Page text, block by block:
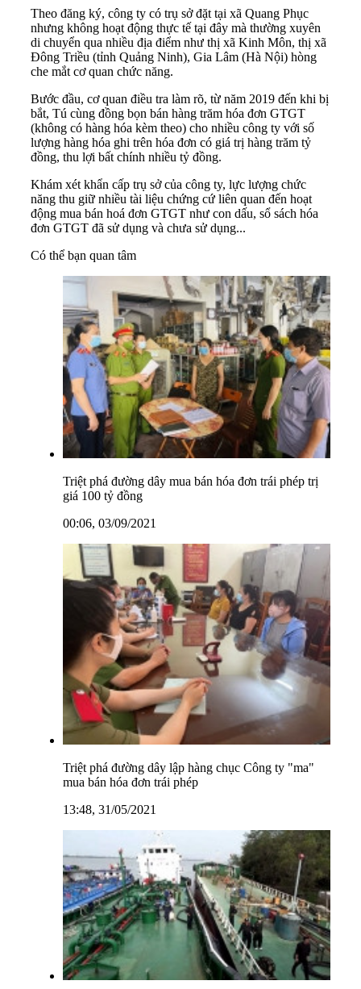
Theo đăng ký, công ty có trụ sở đặt tại xã Quang Phục
nhưng không hoạt động thực tế tại đây mà thường xuyên
di chuyển qua nhiều địa điểm như thị xã Kinh Môn, thị xã
Đông Triều (tỉnh Quảng Ninh), Gia Lâm (Hà Nội) hòng
che mắt cơ quan chức năng.
Bước đầu, cơ quan điều tra làm rõ, từ năm 2019 đến khi bị
bắt, Tú cùng đồng bọn bán hàng trăm hóa đơn GTGT
(không có hàng hóa kèm theo) cho nhiều công ty với số
lượng hàng hóa ghi trên hóa đơn có giá trị hàng trăm tỷ
đồng, thu lợi bất chính nhiều tỷ đồng.
Khám xét khẩn cấp trụ sở của công ty, lực lượng chức
năng thu giữ nhiều tài liệu chứng cứ liên quan đến hoạt
động mua bán hoá đơn GTGT như con dấu, sổ sách hóa
đơn GTGT đã sử dụng và chưa sử dụng...
Có thể bạn quan tâm
Triệt phá đường dây mua bán hóa đơn trái phép trị
giá 100 tỷ đồng
00:06, 03/09/2021
Triệt phá đường dây lập hàng chục Công ty "ma"
mua bán hóa đơn trái phép
13:48, 31/05/2021